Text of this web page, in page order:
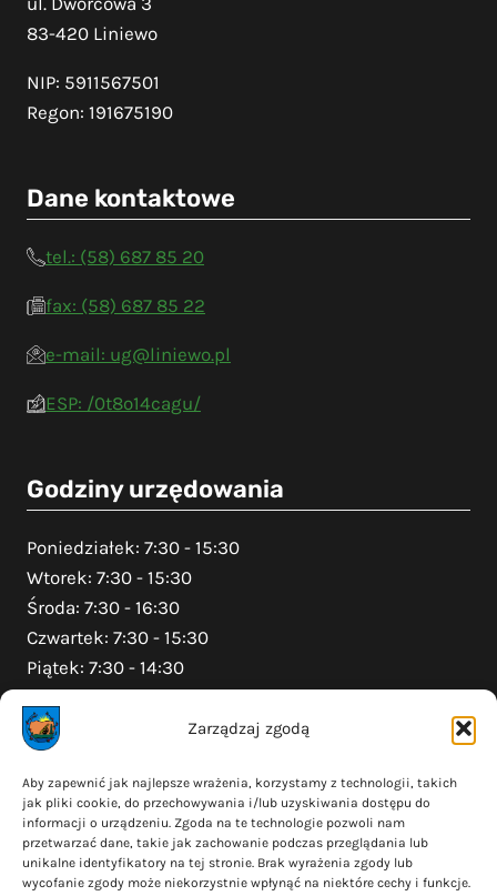
Zarządzaj zgodą
Aby zapewnić jak najlepsze wrażenia, korzystamy z technologii, takich
jak pliki cookie, do przechowywania i/lub uzyskiwania dostępu do
informacji o urządzeniu. Zgoda na te technologie pozwoli nam
przetwarzać dane, takie jak zachowanie podczas przeglądania lub
unikalne identyfikatory na tej stronie. Brak wyrażenia zgody lub
wycofanie zgody może niekorzystnie wpłynąć na niektóre cechy i funkcje.
83-420 Liniewo
NIP: 5911567501
Regon: 191675190
Dane kontaktowe
tel.: (58) 687 85 20
fax: (58) 687 85 22
e-mail: ug@liniewo.pl
ESP: /0t8o14cagu/
Godziny urzędowania
Poniedziałek: 7:30 - 15:30
Wtorek: 7:30 - 15:30
Środa: 7:30 - 16:30
Czwartek: 7:30 - 15:30
Piątek: 7:30 - 14:30
Na skróty
Polityka prywatności
Polityka plików cookies (EU)
Deklaracja dostępności